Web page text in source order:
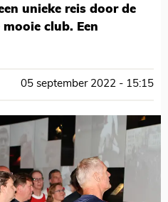
unieke reis door de
club. Een
05 september 2022 - 15:15